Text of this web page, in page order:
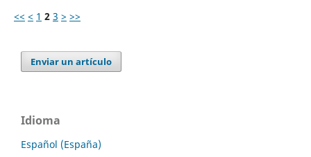
<< < 1 2 3 > >>
Enviar un artículo
Idioma
Español (España)